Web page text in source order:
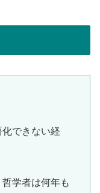
できない経
学者は何年も